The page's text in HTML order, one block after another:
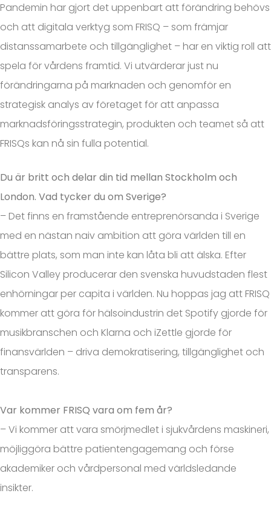
Pandemin har gjort det uppenbart att förändring behövs
och att digitala verktyg som FRISQ – som främjar
distanssamarbete och tillgänglighet – har en viktig roll att
spela för vårdens framtid. Vi utvärderar just nu
förändringarna på marknaden och genomför en
strategisk analys av företaget för att anpassa
marknadsföringsstrategin, produkten och teamet så att
FRISQs kan nå sin fulla potential.
Du är britt och delar din tid mellan Stockholm och
London. Vad tycker du om Sverige?
– Det finns en framstående entreprenörsanda i Sverige
med en nästan naiv ambition att göra världen till en
bättre plats, som man inte kan låta bli att älska. Efter
Silicon Valley producerar den svenska huvudstaden flest
enhörningar per capita i världen. Nu hoppas jag att FRISQ
kommer att göra för hälsoindustrin det Spotify gjorde för
musikbranschen och Klarna och iZettle gjorde för
finansvärlden – driva demokratisering, tillgänglighet och
transparens.
Var kommer FRISQ vara om fem år?
– Vi kommer att vara smörjmedlet i sjukvårdens maskineri,
möjliggöra bättre patientengagemang och förse
akademiker och vårdpersonal med världsledande
insikter.